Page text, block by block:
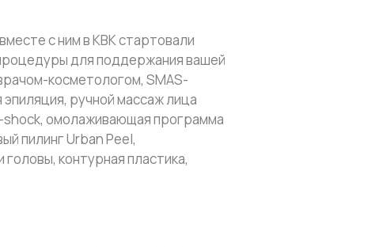
с ним в КВК стартовали
для поддержания вашей
косметологом, SMAS-
ручной массаж лица
омолаживающая программа
пилинг Urban Peel,
контурная пластика,